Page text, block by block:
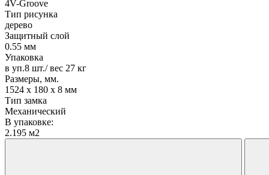
4V-Groove
Тип рисунка
дерево
Защитный слой
0.55 мм
Упаковка
в уп.8 шт./ вес 27 кг
Размеры, мм.
1524 х 180 х 8 мм
Тип замка
Механический
В упаковке:
2.195 м2